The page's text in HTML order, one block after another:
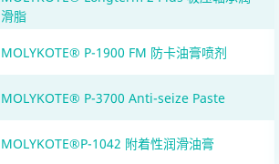
滑脂
MOLYKOTE® P-1900 FM 防卡油膏喷剂
MOLYKOTE® P-3700 Anti-seize Paste
MOLYKOTE®P-1042 附着性润滑油膏